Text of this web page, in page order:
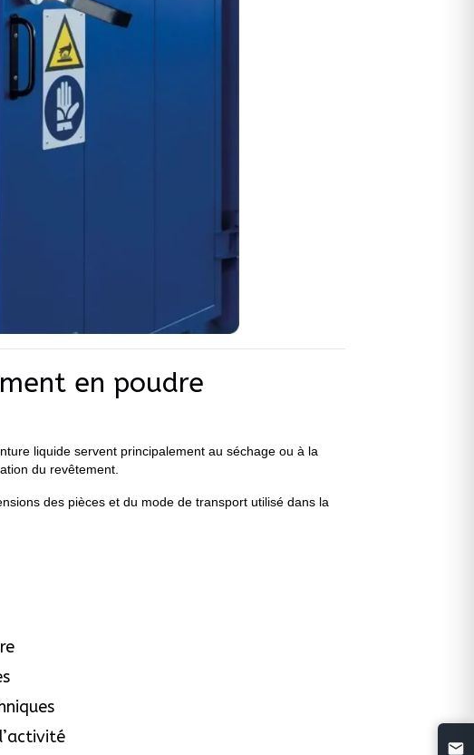
en poudre
liquide servent principalement au séchage ou à la
du revêtement.
des pièces et du mode de transport utilisé dans la